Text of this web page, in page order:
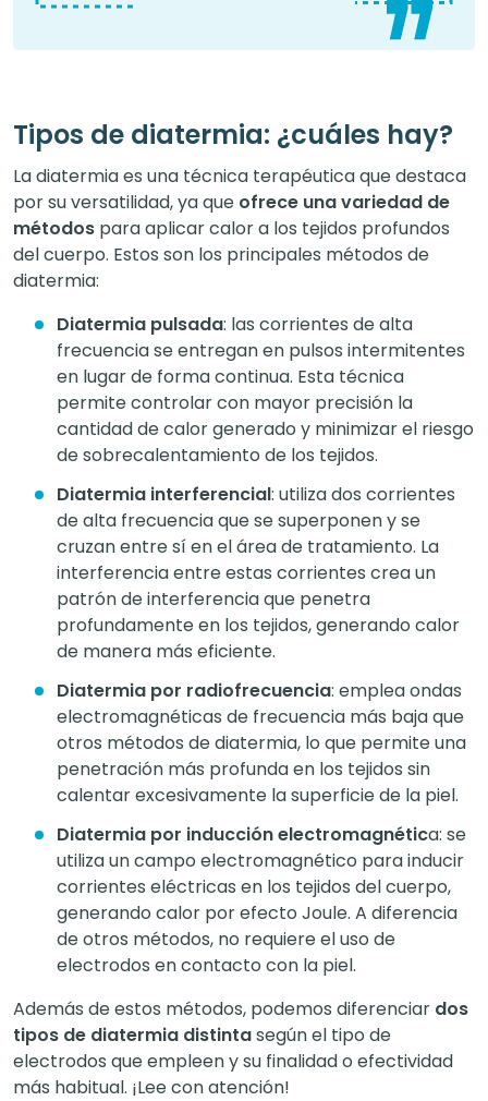
Tipos de diatermia: ¿cuáles hay?
La diatermia es una técnica terapéutica que destaca
por su versatilidad, ya que ofrece una variedad de
métodos para aplicar calor a los tejidos profundos
del cuerpo. Estos son los principales métodos de
diatermia:
Diatermia pulsada: las corrientes de alta
frecuencia se entregan en pulsos intermitentes
en lugar de forma continua. Esta técnica
permite controlar con mayor precisión la
cantidad de calor generado y minimizar el riesgo
de sobrecalentamiento de los tejidos.
Diatermia interferencial: utiliza dos corrientes
de alta frecuencia que se superponen y se
cruzan entre sí en el área de tratamiento. La
interferencia entre estas corrientes crea un
patrón de interferencia que penetra
profundamente en los tejidos, generando calor
de manera más eficiente.
Diatermia por radiofrecuencia: emplea ondas
electromagnéticas de frecuencia más baja que
otros métodos de diatermia, lo que permite una
penetración más profunda en los tejidos sin
calentar excesivamente la superficie de la piel.
Diatermia por inducción electromagnética: se
utiliza un campo electromagnético para inducir
corrientes eléctricas en los tejidos del cuerpo,
generando calor por efecto Joule. A diferencia
de otros métodos, no requiere el uso de
electrodos en contacto con la piel.
Además de estos métodos, podemos diferenciar dos
tipos de diatermia distintasegún el tipo de
electrodos que empleen y su finalidad o efectividad
más habitual. ¡Lee con atención!